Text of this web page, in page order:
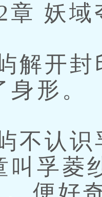
妖域
开封
形。
认识
叫孚菱